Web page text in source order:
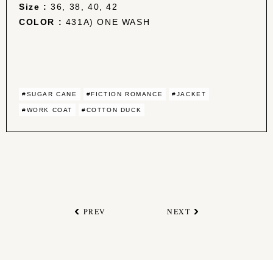
Size : 36, 38, 40, 42
COLOR : 431A) ONE WASH
#SUGAR CANE #FICTION ROMANCE #JACKET
#WORK COAT #COTTON DUCK
PREV NEXT